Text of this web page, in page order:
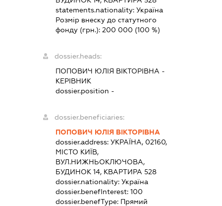
statements.nationality: Україна
Розмір внеску до статутного
фонду (грн.): 200 000 (100 %)
dossier.heads:
ПОПОВИЧ ЮЛІЯ ВІКТОРІВНА -
КЕРІВНИК
dossier.position -
dossier.beneficiaries:
ПОПОВИЧ ЮЛІЯ ВІКТОРІВНА
dossier.address: УКРАЇНА, 02160,
МІСТО КИЇВ,
ВУЛ.НИЖНЬОКЛЮЧОВА,
БУДИНОК 14, КВАРТИРА 528
dossier.nationality: Україна
dossier.benefInterest: 100
dossier.benefType: Прямий